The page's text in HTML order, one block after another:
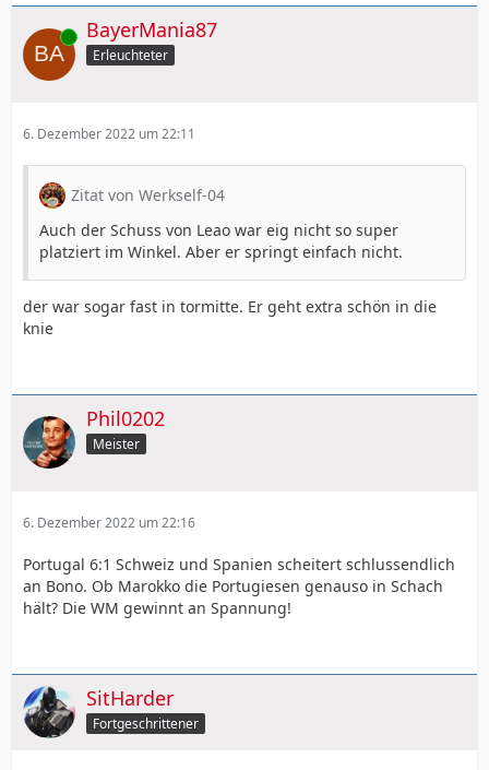
Online BayerMania87
Erleuchteter
6. Dezember 2022 um 22:11
Zitat von Werkself-04
Auch der Schuss von Leao war eig nicht so super
platziert im Winkel. Aber er springt einfach nicht.
der war sogar fast in tormitte. Er geht extra schön in die
knie
Phil0202
Meister
6. Dezember 2022 um 22:16
Portugal 6:1 Schweiz und Spanien scheitert schlussendlich
an Bono. Ob Marokko die Portugiesen genauso in Schach
hält? Die WM gewinnt an Spannung!
SitHarder
Fortgeschrittener